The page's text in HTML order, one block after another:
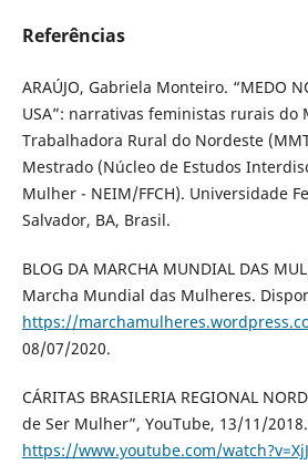
Referências
ARAÚJO, Gabriela Monteiro. “MEDO
USA”: narrativas feministas rurais
Trabalhadora Rural do Nordeste
Mestrado (Núcleo de Estudos
Mulher - NEIM/FFCH). Universidade
Salvador, BA, Brasil.
BLOG DA MARCHA MUNDIAL DAS
Marcha Mundial das Mulheres.
https://
08/07/2020.
CÁRITAS BRASILERIA REGIONAL
de Ser Mulher”, YouTube, 13/11/
https://www.youtube.com/